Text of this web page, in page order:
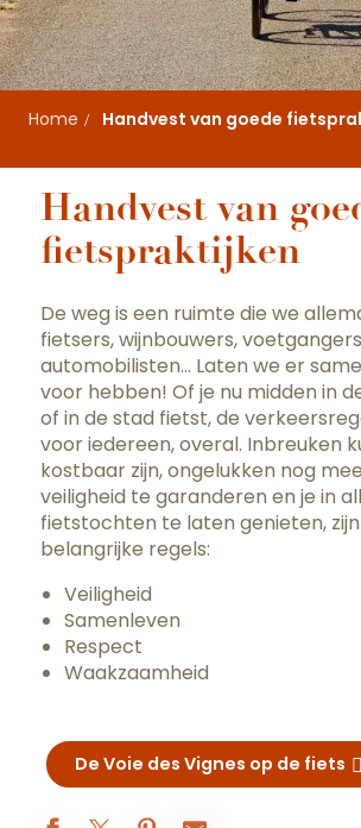
Home Handvest van goede
Handvest van
fietspraktijken
De weg is een ruimte die we
fietsers, wijnbouwers,
automobilisten… Laten we er
voor hebben! Of je nu midden in
of in de stad fietst, de
voor iedereen, overal. Inbreuken
kostbaar zijn, ongelukken nog
veiligheid te garanderen en je in
fietstochten te laten genieten,
belangrijke regels:
Veiligheid
Samenleven
Respect
Waakzaamheid
De Voie des Vignes op de fiets